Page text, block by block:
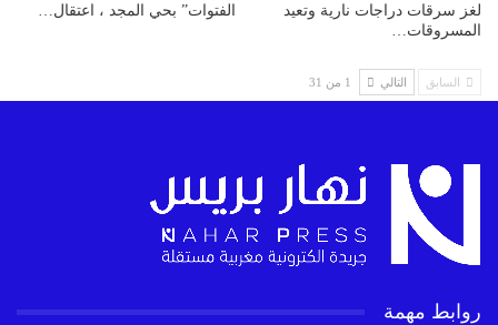
لغز سرقات دراجات نارية وتعيد
المسروقات…
الفتوات” بحي المجد ، اعتقال…
السابق التالي 1 من 31
روابط مهمة